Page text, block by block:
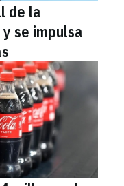
de la
se impulsa